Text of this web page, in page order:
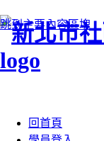
跳到主要內容區塊
回首頁